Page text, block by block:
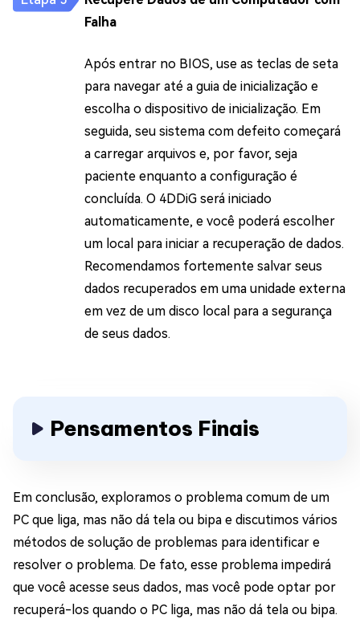
Falha
Após entrar no BIOS, use as teclas de seta
para navegar até a guia de inicialização e
escolha o dispositivo de inicialização. Em
seguida, seu sistema com defeito começará
a carregar arquivos e, por favor, seja
paciente enquanto a configuração é
concluída. O 4DDiG será iniciado
automaticamente, e você poderá escolher
um local para iniciar a recuperação de dados.
Recomendamos fortemente salvar seus
dados recuperados em uma unidade externa
em vez de um disco local para a segurança
de seus dados.
Pensamentos Finais
Em conclusão, exploramos o problema comum de um
PC que liga, mas não dá tela ou bipa e discutimos vários
métodos de solução de problemas para identificar e
resolver o problema. De fato, esse problema impedirá
que você acesse seus dados, mas você pode optar por
recuperá-los quando o PC liga, mas não dá tela ou bipa.